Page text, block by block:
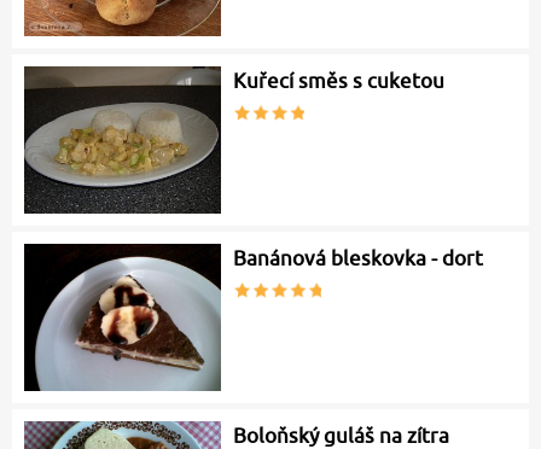
Kuřecí směs s cuketou
Banánová bleskovka - dort
Boloňský guláš na zítra